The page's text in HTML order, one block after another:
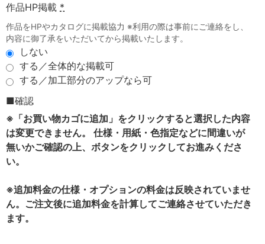
作品HP掲載 *
作品をHPやカタログに掲載協力 ※利用の際は事前にご連絡をし、
内容に御了承をいただいてから掲載いたします。
しない
する／全体的な掲載可
する／加工部分のアップなら可
■確認
※「お買い物カゴに追加」をクリックすると選択した内容
は変更できません。 仕様・用紙・色指定などに間違いが
無いかご確認の上、ボタンをクリックしてお進みくださ
い。
※追加料金の仕様・オプションの料金は反映されていませ
ん。ご注文後に追加料金を計算してご連絡させていただき
ます。